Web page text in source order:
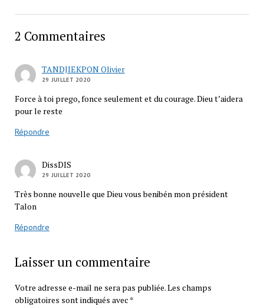
2 Commentaires
TANDJIEKPON Olivier
29 JUILLET 2020
Force à toi prego, fonce seulement et du courage. Dieu t’aidera
pour le reste
Répondre
DissDIS
29 JUILLET 2020
Très bonne nouvelle que Dieu vous benibén mon président
Talon
Répondre
Laisser un commentaire
Votre adresse e-mail ne sera pas publiée.Les champs
obligatoires sont indiqués avec *